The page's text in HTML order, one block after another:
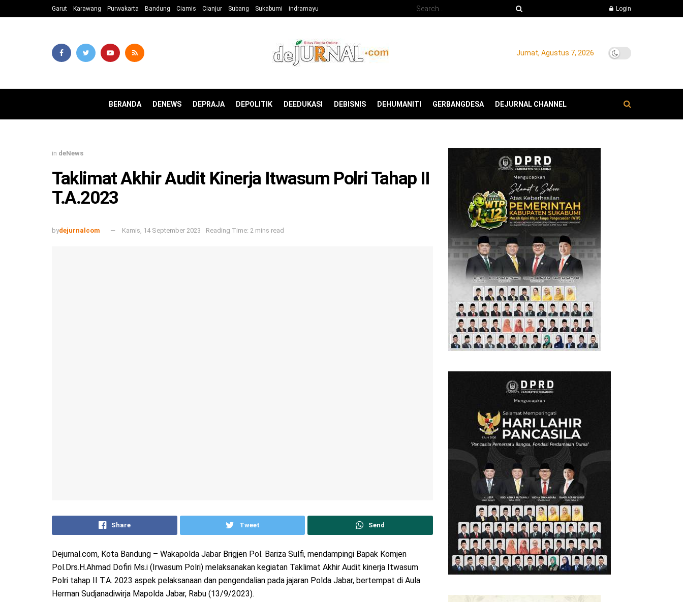
Garut Karawang Purwakarta Bandung Ciamis Cianjur Subang Sukabumi indramayu Login
Jumat, Agustus 7, 2026
BERANDA DENEWS DEPRAJA DEPOLITIK DEEDUKASI DEBISNIS DEHUMANITI GERBANGDESA DEJURNAL CHANNEL
in deNews
Taklimat Akhir Audit Kinerja Itwasum Polri Tahap II
T.A.2023
bydejurnalcom Kamis, 14 September 2023 Reading Time: 2 mins read
Share Tweet Send
Dejurnal.com, Kota Bandung – Wakapolda Jabar Brigjen Pol. Bariza Sulfi, mendampingi Bapak Komjen
Pol.Drs.H.Ahmad Dofiri Ms.i (Irwasum Polri) melaksanakan kegiatan Taklimat Akhir Audit kinerja Itwasum
Polri tahap II T.A. 2023 aspek pelaksanaan dan pengendalian pada jajaran Polda Jabar, bertempat di Aula
Herman Sudjanadiwirja Mapolda Jabar, Rabu (13/9/2023).